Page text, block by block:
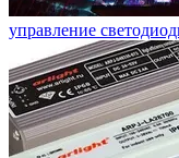
управление